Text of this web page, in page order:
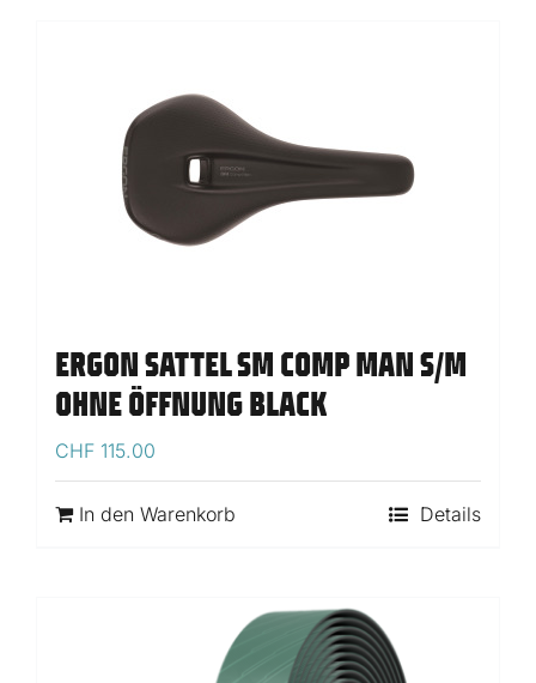
ERGON SATTEL SM COMP MAN S/M
OHNE ÖFFNUNG BLACK
CHF 115.00
In den Warenkorb Details